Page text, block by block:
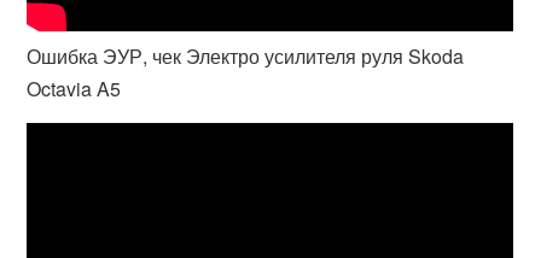
Ошибка ЭУР, чек Электро усилителя руля Skoda
Octavia A5